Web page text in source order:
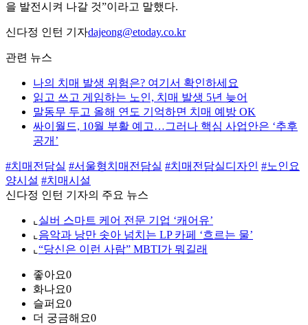
을 발전시켜 나갈 것”이라고 말했다.
신다정 인턴 기자dajeong@etoday.co.kr
관련 뉴스
나의 치매 발생 위험은? 여기서 확인하세요
읽고 쓰고 게임하는 노인, 치매 발생 5년 늦어
말동무 두고 올해 연도 기억하면 치매 예방 OK
싸이월드, 10월 부활 예고…그러나 핵심 사업안은 ‘추후
공개’
#치매전담실 #서울형치매전담실 #치매전담실디자인 #노인요
양시설 #치매시설
신다정 인턴 기자의 주요 뉴스
⌞ 실버 스마트 케어 전문 기업 ‘캐어유’
⌞ 음악과 낭만 솟아 넘치는 LP 카페 ‘흐르는 물’
⌞ “당신은 이런 사람” MBTI가 뭐길래
좋아요0
화나요0
슬퍼요0
더 궁금해요0